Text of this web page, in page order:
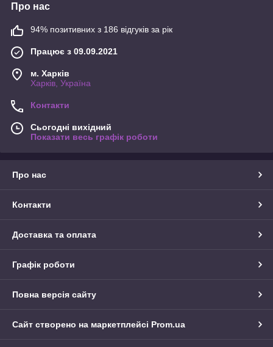
Про нас
94% позитивних з 186 відгуків за рік
Працює з 09.09.2021
м. Харків
Харків, Україна
Контакти
Сьогодні вихідний
Показати весь графік роботи
Про нас
Контакти
Доставка та оплата
Графік роботи
Повна версія сайту
Сайт створено на маркетплейсі Prom.ua